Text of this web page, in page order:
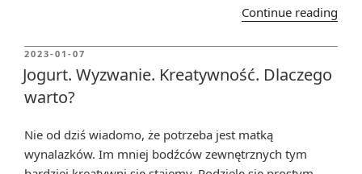
Continue reading
POSTED
ON
2023-01-07
Jogurt. Wyzwanie. Kreatywność. Dlaczego
warto?
Nie od dziś wiadomo, że potrzeba jest matką
wynalazków. Im mniej bodźców zewnętrznych tym